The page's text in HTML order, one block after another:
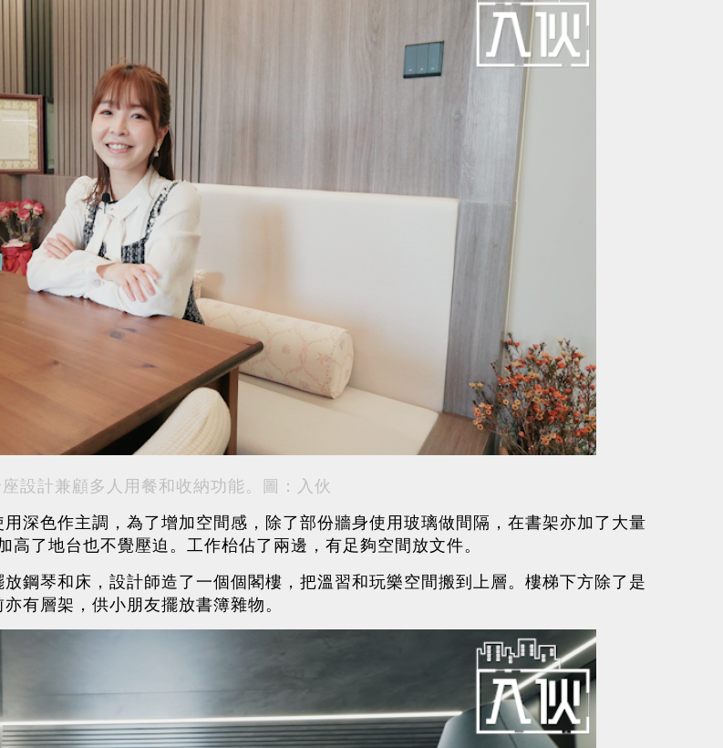
設計兼顧多人用餐和收納功能。圖：入伙
深色作主調，為了增加空間感，除了部份牆身使用玻璃做間隔，在書架亦加了大量
了地台也不覺壓迫。工作枱佔了兩邊，有足夠空間放文件。
鋼琴和床，設計師造了一個個閣樓，把溫習和玩樂空間搬到上層。樓梯下方除了是
有層架，供小朋友擺放書簿雜物。